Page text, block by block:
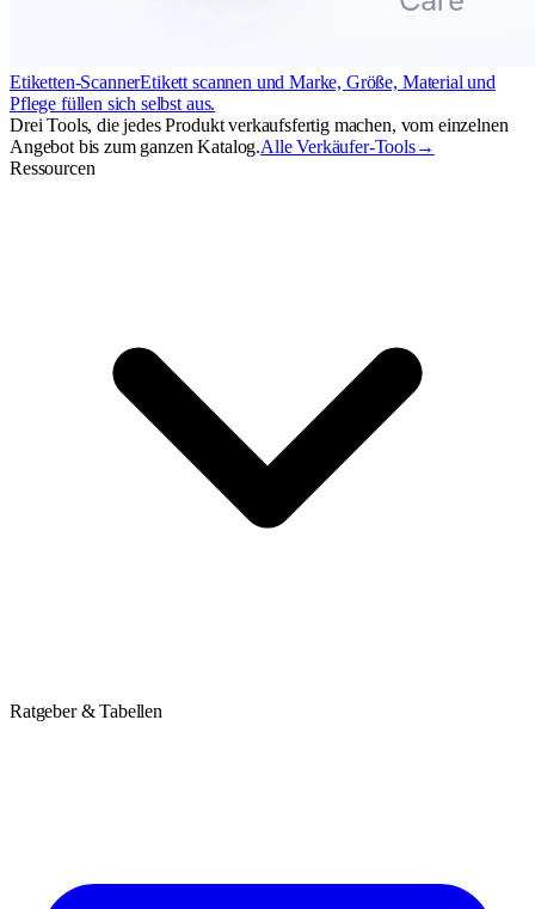
Etiketten-ScannerEtikett scannen und Marke, Größe, Material und
Pflege füllen sich selbst aus.
Drei Tools, die jedes Produkt verkaufsfertig machen, vom einzelnen
Angebot bis zum ganzen Katalog.Alle Verkäufer-Tools→
Ressourcen
Ratgeber & Tabellen